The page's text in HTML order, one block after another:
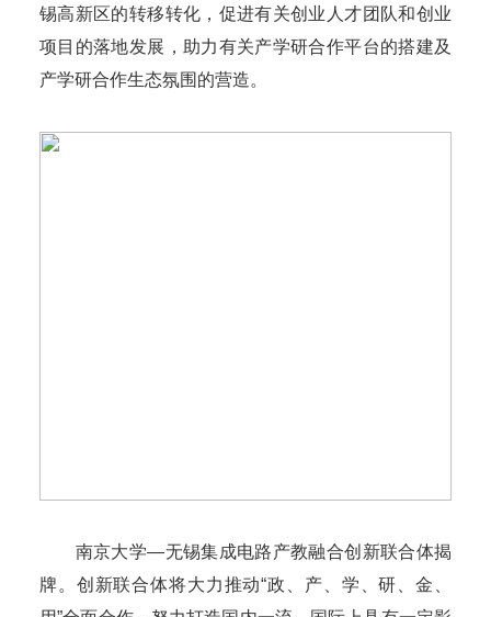
锡高新区的转移转化，促进有关创业人才团队和创业
项目的落地发展，助力有关产学研合作平台的搭建及
产学研合作生态氛围的营造。
南京大学—无锡集成电路产教融合创新联合体揭
牌。创新联合体将大力推动“政、产、学、研、金、